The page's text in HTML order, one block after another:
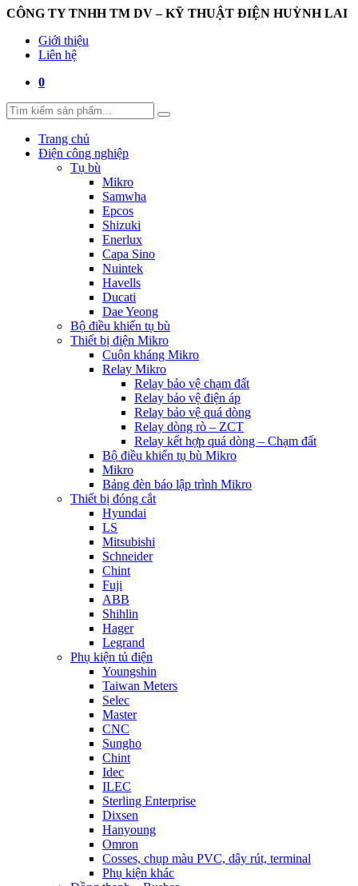
CÔNG TY TNHH TM DV – KỸ THUẬT ĐIỆN HUỲNH LAI
Giới thiệu
Liên hệ
0
Trang chủ
Điện công nghiệp
Tụ bù
Mikro
Samwha
Epcos
Shizuki
Enerlux
Capa Sino
Nuintek
Havells
Ducati
Dae Yeong
Bộ điều khiển tụ bù
Thiết bị điện Mikro
Cuộn kháng Mikro
Relay Mikro
Relay bảo vệ chạm đất
Relay bảo vệ điện áp
Relay bảo vệ quá dòng
Relay dòng rò – ZCT
Relay kết hợp quá dòng – Chạm đất
Bộ điều khiển tụ bù Mikro
Mikro
Bảng đèn báo lập trình Mikro
Thiết bị đóng cắt
Hyundai
LS
Mitsubishi
Schneider
Chint
Fuji
ABB
Shihlin
Hager
Legrand
Phụ kiện tủ điện
Youngshin
Taiwan Meters
Selec
Master
CNC
Sungho
Chint
Idec
ILEC
Sterling Enterprise
Dixsen
Hanyoung
Omron
Cosses, chụp màu PVC, dây rút, terminal
Phụ kiện khác